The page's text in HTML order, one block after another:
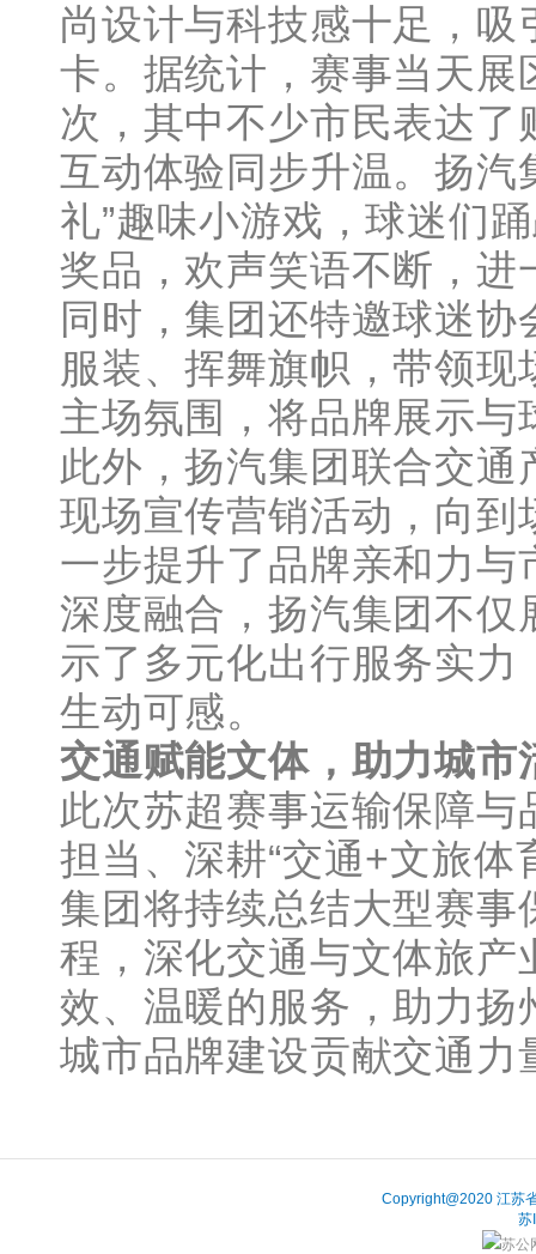
尚设计与科技感十足，
卡。据统计，赛事当天
次，其中不少市民表达
互动体验同步升温。扬汽
礼”趣味小游戏，球迷们
奖品，欢声笑语不断，
同时，集团还特邀球迷
服装、挥舞旗帜，带领
主场氛围，将品牌展示
此外，扬汽集团联合交
现场宣传营销活动，向
一步提升了品牌亲和力
深度融合，扬汽集团不
示了多元化出行服务实力
生动可感。
交通赋能文体，助力城市
此次苏超赛事运输保障
担当、深耕“交通+文旅体
集团将持续总结大型赛
程，深化交通与文体旅
效、温暖的服务，助力
城市品牌建设贡献交通力
Copyright@2020 江苏
苏
苏公